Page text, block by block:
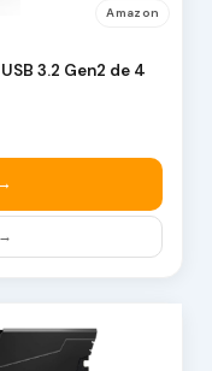
Amazon
3.2 Gen2 de 4